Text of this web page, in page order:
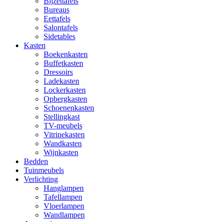
Bureaus
Eettafels
Salontafels
Sidetables
Kasten
Boekenkasten
Buffetkasten
Dressoirs
Ladekasten
Lockerkasten
Opbergkasten
Schoenenkasten
Stellingkast
TV-meubels
Vitrinekasten
Wandkasten
Wijnkasten
Bedden
Tuinmeubels
Verlichting
Hanglampen
Tafellampen
Vloerlampen
Wandlampen